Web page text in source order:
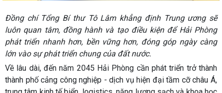
Đồng chí Tổng Bí thư Tô Lâm khẳng định Trung ương sẽ
luôn quan tâm, đồng hành và tạo điều kiện để Hải Phòng
phát triển nhanh hơn, bền vững hơn, đóng góp ngày càng
lớn vào sự phát triển chung của đất nước.
Về lâu dài, đến năm 2045 Hải Phòng cần phát triển trở thành
thành phố cảng công nghiệp - dịch vụ hiện đại tầm cỡ châu Á,